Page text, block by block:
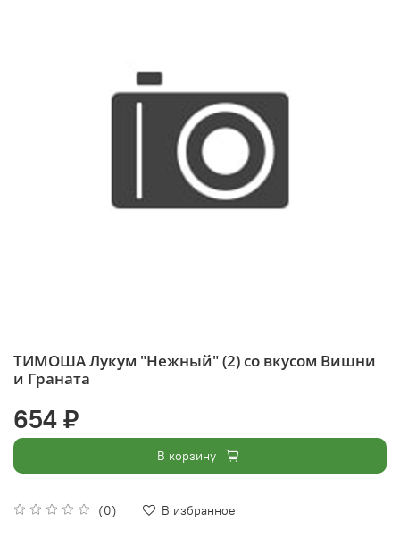
ТИМОША Лукум "Нежный" (2) со вкусом Вишни
и Граната
(0) В избранное
654 ₽
В корзину